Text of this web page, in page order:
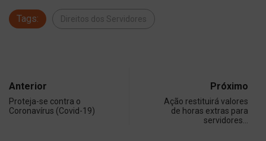
Tags: Direitos dos Servidores
Anterior
Proteja-se contra o
Coronavírus (Covid-19)
Próximo
Ação restituirá valores
de horas extras para
servidores…